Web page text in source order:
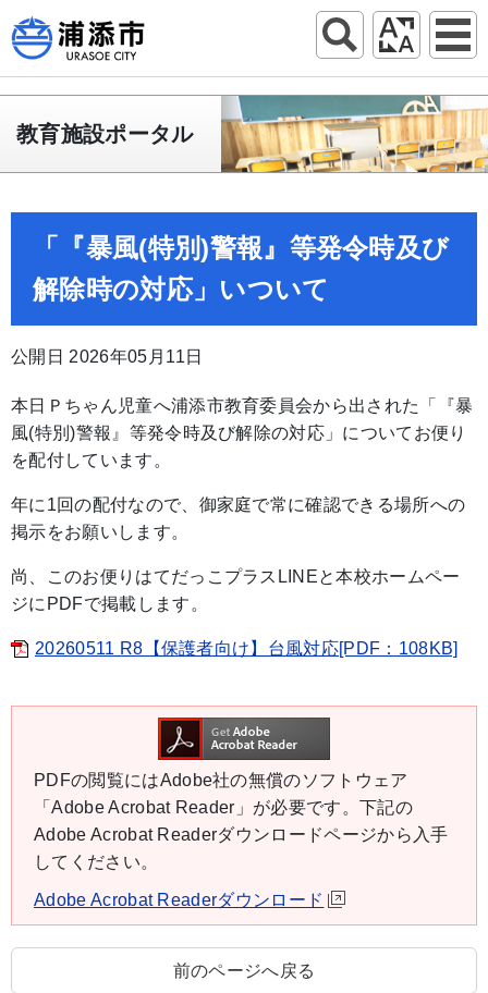
教育施設ポータル
「『暴風(特別)警報』等発令時及び
解除時の対応」いついて
公開日 2026年05月11日
本日Ｐちゃん児童へ浦添市教育委員会から出された「『暴
風(特別)警報』等発令時及び解除の対応」についてお便り
を配付しています。
年に1回の配付なので、御家庭で常に確認できる場所への
掲示をお願いします。
尚、このお便りはてだっこプラスLINEと本校ホームペー
ジにPDFで掲載します。
20260511 R8【保護者向け】台風対応[PDF：108KB]
PDFの閲覧にはAdobe社の無償のソフトウェア
「Adobe Acrobat Reader」が必要です。下記の
Adobe Acrobat Readerダウンロードページから入手
してください。
Adobe Acrobat Readerダウンロード
前のページへ戻る